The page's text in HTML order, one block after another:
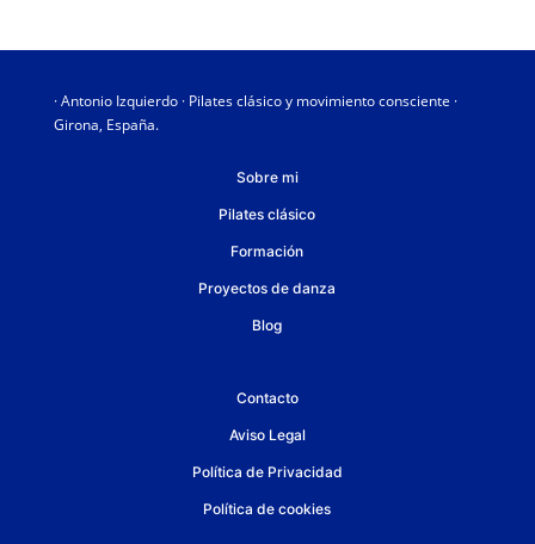
· Antonio Izquierdo · Pilates clásico y movimiento consciente ·
Girona, España.
Sobre mi
Pilates clásico
Formación
Proyectos de danza
Blog
Contacto
Aviso Legal
Política de Privacidad
Política de cookies